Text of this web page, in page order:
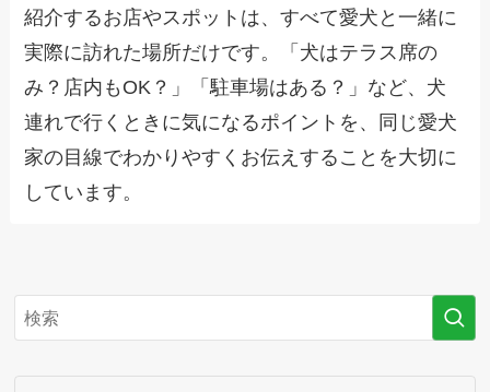
紹介するお店やスポットは、すべて愛犬と一緒に
実際に訪れた場所だけです。「犬はテラス席の
み？店内もOK？」「駐車場はある？」など、犬
連れで行くときに気になるポイントを、同じ愛犬
家の目線でわかりやすくお伝えすることを大切に
しています。